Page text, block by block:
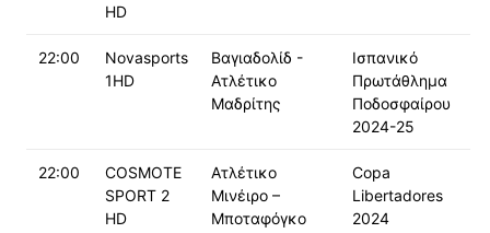
HD
22:00
Novasports
1HD
Βαγιαδολίδ -
Ατλέτικο
Μαδρίτης
Ισπανικό
Πρωτάθλημα
Ποδοσφαίρου
2024-25
22:00
COSMOTE
SPORT 2
HD
Ατλέτικο
Μινέιρο –
Μποταφόγκο
Copa
Libertadores
2024